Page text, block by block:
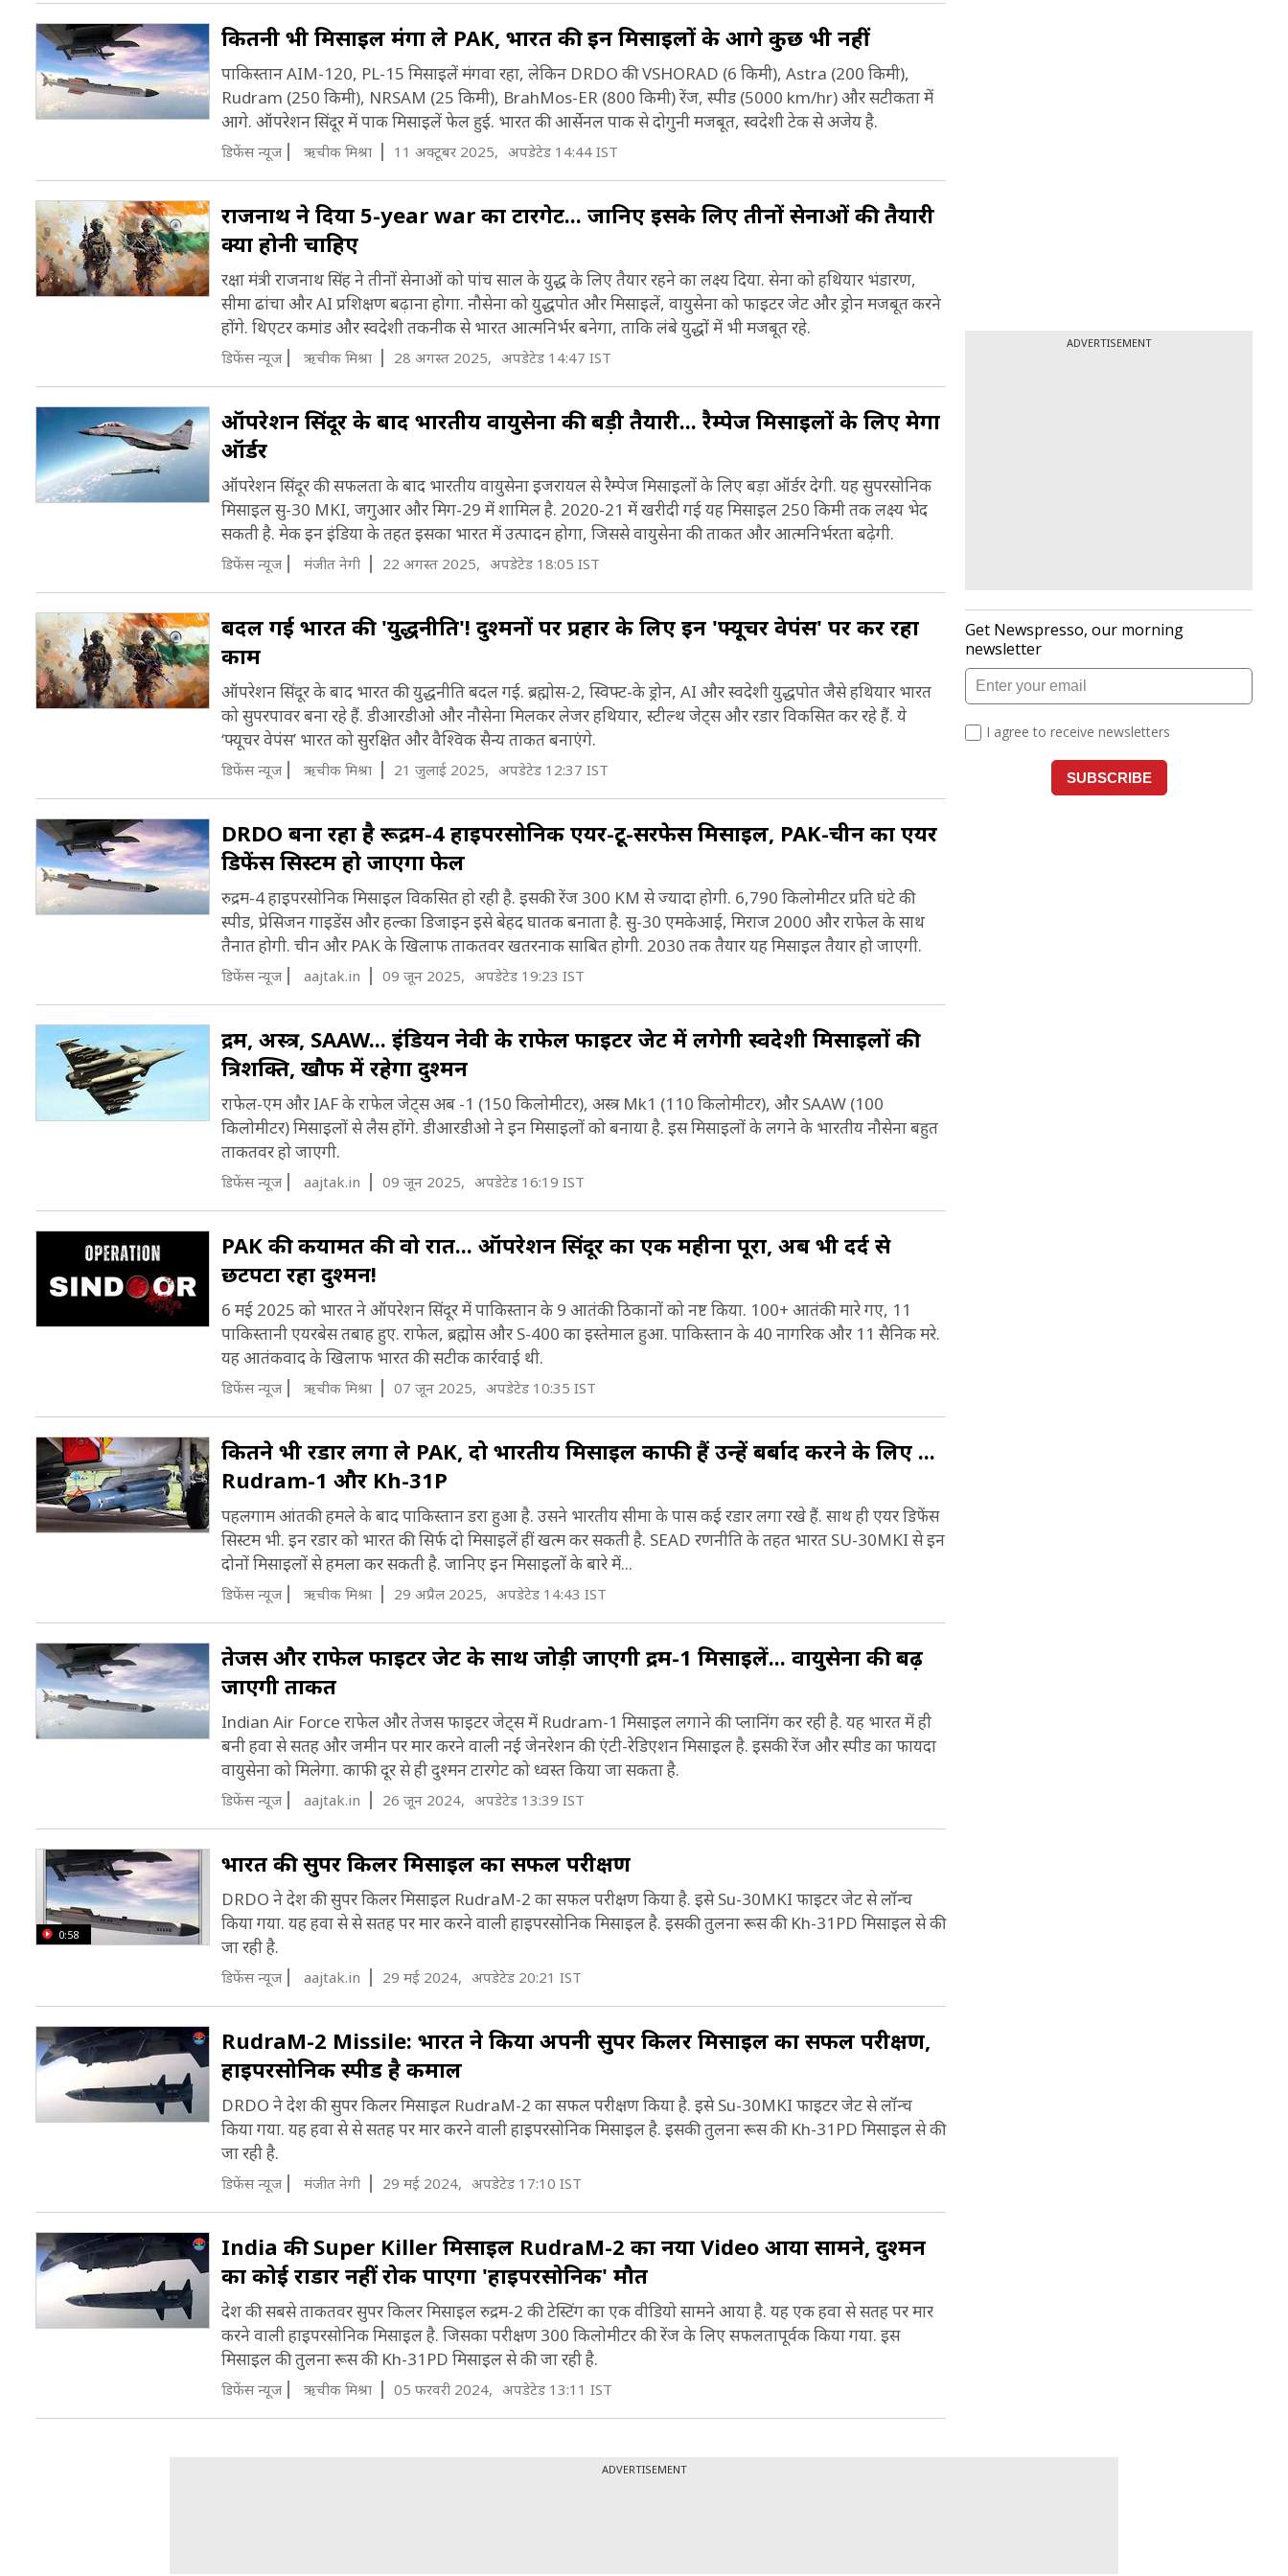
के तहत अदानी डिफेंस और एयरोस्पेस को भी शामिल किया.
हाइपरसोनिक वेरिएंट रुद्रम-2 का निर्माण भी अदानी डिफेंस और
एयरोस्पेस अपनी हैदराबाद फेसिलिटी में करेंगे.
कितनी भी मिसाइल मंगा ले PAK, भारत की इन मिसाइलों के आगे कुछ भी नहीं
पाकिस्तान AIM-120, PL-15 मिसाइलें मंगवा रहा, लेकिन DRDO की VSHORAD (6 किमी), Astra (200 किमी),
Rudram (250 किमी), NRSAM (25 किमी), BrahMos-ER (800 किमी) रेंज, स्पीड (5000 km/hr) और सटीकता में
आगे. ऑपरेशन सिंदूर में पाक मिसाइलें फेल हुई. भारत की आर्सेनल पाक से दोगुनी मजबूत, स्वदेशी टेक से अजेय है.
डिफेंस न्यूज ऋचीक मिश्रा 11 अक्टूबर 2025, अपडेटेड 14:44 IST
राजनाथ ने दिया 5-year war का टारगेट... जानिए इसके लिए तीनों सेनाओं की तैयारी
क्या होनी चाहिए
रक्षा मंत्री राजनाथ सिंह ने तीनों सेनाओं को पांच साल के युद्ध के लिए तैयार रहने का लक्ष्य दिया. सेना को हथियार भंडारण,
सीमा ढांचा और AI प्रशिक्षण बढ़ाना होगा. नौसेना को युद्धपोत और मिसाइलें, वायुसेना को फाइटर जेट और ड्रोन मजबूत करने
होंगे. थिएटर कमांड और स्वदेशी तकनीक से भारत आत्मनिर्भर बनेगा, ताकि लंबे युद्धों में भी मजबूत रहे.
डिफेंस न्यूज ऋचीक मिश्रा 28 अगस्त 2025, अपडेटेड 14:47 IST
ऑपरेशन सिंदूर के बाद भारतीय वायुसेना की बड़ी तैयारी... रैम्पेज मिसाइलों के लिए मेगा
ऑर्डर
ऑपरेशन सिंदूर की सफलता के बाद भारतीय वायुसेना इजरायल से रैम्पेज मिसाइलों के लिए बड़ा ऑर्डर देगी. यह सुपरसोनिक
मिसाइल सु-30 MKI, जगुआर और मिग-29 में शामिल है. 2020-21 में खरीदी गई यह मिसाइल 250 किमी तक लक्ष्य भेद
सकती है. मेक इन इंडिया के तहत इसका भारत में उत्पादन होगा, जिससे वायुसेना की ताकत और आत्मनिर्भरता बढ़ेगी.
डिफेंस न्यूज मंजीत नेगी 22 अगस्त 2025, अपडेटेड 18:05 IST
बदल गई भारत की 'युद्धनीति'! दुश्मनों पर प्रहार के लिए इन 'फ्यूचर वेपंस' पर कर रहा
काम
ऑपरेशन सिंदूर के बाद भारत की युद्धनीति बदल गई. ब्रह्मोस-2, स्विफ्ट-के ड्रोन, AI और स्वदेशी युद्धपोत जैसे हथियार भारत
को सुपरपावर बना रहे हैं. डीआरडीओ और नौसेना मिलकर लेजर हथियार, स्टील्थ जेट्स और रडार विकसित कर रहे हैं. ये
‘फ्यूचर वेपंस’ भारत को सुरक्षित और वैश्विक सैन्य ताकत बनाएंगे.
डिफेंस न्यूज ऋचीक मिश्रा 21 जुलाई 2025, अपडेटेड 12:37 IST
DRDO बना रहा है रूद्रम-4 हाइपरसोनिक एयर-टू-सरफेस मिसाइल, PAK-चीन का एयर
डिफेंस सिस्टम हो जाएगा फेल
रुद्रम-4 हाइपरसोनिक मिसाइल विकसित हो रही है. इसकी रेंज 300 KM से ज्यादा होगी. 6,790 किलोमीटर प्रति घंटे की
स्पीड, प्रेसिजन गाइडेंस और हल्का डिजाइन इसे बेहद घातक बनाता है. सु-30 एमकेआई, मिराज 2000 और राफेल के साथ
तैनात होगी. चीन और PAK के खिलाफ ताकतवर खतरनाक साबित होगी. 2030 तक तैयार यह मिसाइल तैयार हो जाएगी.
डिफेंस न्यूज aajtak.in 09 जून 2025, अपडेटेड 19:23 IST
रुद्रम, अस्त्र, SAAW... इंडियन नेवी के राफेल फाइटर जेट में लगेगी स्वदेशी मिसाइलों की
त्रिशक्ति, खौफ में रहेगा दुश्मन
राफेल-एम और IAF के राफेल जेट्स अब -1 (150 किलोमीटर), अस्त्र Mk1 (110 किलोमीटर), और SAAW (100
किलोमीटर) मिसाइलों से लैस होंगे. डीआरडीओ ने इन मिसाइलों को बनाया है. इस मिसाइलों के लगने के भारतीय नौसेना बहुत
ताकतवर हो जाएगी.
डिफेंस न्यूज aajtak.in 09 जून 2025, अपडेटेड 16:19 IST
PAK की कयामत की वो रात... ऑपरेशन सिंदूर का एक महीना पूरा, अब भी दर्द से
छटपटा रहा दुश्मन!
6 मई 2025 को भारत ने ऑपरेशन सिंदूर में पाकिस्तान के 9 आतंकी ठिकानों को नष्ट किया. 100+ आतंकी मारे गए, 11
पाकिस्तानी एयरबेस तबाह हुए. राफेल, ब्रह्मोस और S-400 का इस्तेमाल हुआ. पाकिस्तान के 40 नागरिक और 11 सैनिक मरे.
यह आतंकवाद के खिलाफ भारत की सटीक कार्रवाई थी.
डिफेंस न्यूज ऋचीक मिश्रा 07 जून 2025, अपडेटेड 10:35 IST
कितने भी रडार लगा ले PAK, दो भारतीय मिसाइल काफी हैं उन्हें बर्बाद करने के लिए ...
Rudram-1 और Kh-31P
पहलगाम आंतकी हमले के बाद पाकिस्तान डरा हुआ है. उसने भारतीय सीमा के पास कई रडार लगा रखे हैं. साथ ही एयर डिफेंस
सिस्टम भी. इन रडार को भारत की सिर्फ दो मिसाइलें हीं खत्म कर सकती है. SEAD रणनीति के तहत भारत SU-30MKI से इन
दोनों मिसाइलों से हमला कर सकती है. जानिए इन मिसाइलों के बारे में...
डिफेंस न्यूज ऋचीक मिश्रा 29 अप्रैल 2025, अपडेटेड 14:43 IST
तेजस और राफेल फाइटर जेट के साथ जोड़ी जाएगी रुद्रम-1 मिसाइलें... वायुसेना की बढ़
जाएगी ताकत
Indian Air Force राफेल और तेजस फाइटर जेट्स में Rudram-1 मिसाइल लगाने की प्लानिंग कर रही है. यह भारत में ही
बनी हवा से सतह और जमीन पर मार करने वाली नई जेनरेशन की एंटी-रेडिएशन मिसाइल है. इसकी रेंज और स्पीड का फायदा
वायुसेना को मिलेगा. काफी दूर से ही दुश्मन टारगेट को ध्वस्त किया जा सकता है.
डिफेंस न्यूज aajtak.in 26 जून 2024, अपडेटेड 13:39 IST
0:58
भारत की सुपर किलर मिसाइल का सफल परीक्षण
DRDO ने देश की सुपर किलर मिसाइल RudraM-2 का सफल परीक्षण किया है. इसे Su-30MKI फाइटर जेट से लॉन्च
किया गया. यह हवा से से सतह पर मार करने वाली हाइपरसोनिक मिसाइल है. इसकी तुलना रूस की Kh-31PD मिसाइल से की
जा रही है.
डिफेंस न्यूज aajtak.in 29 मई 2024, अपडेटेड 20:21 IST
RudraM-2 Missile: भारत ने किया अपनी सुपर किलर मिसाइल का सफल परीक्षण,
हाइपरसोनिक स्पीड है कमाल
DRDO ने देश की सुपर किलर मिसाइल RudraM-2 का सफल परीक्षण किया है. इसे Su-30MKI फाइटर जेट से लॉन्च
किया गया. यह हवा से से सतह पर मार करने वाली हाइपरसोनिक मिसाइल है. इसकी तुलना रूस की Kh-31PD मिसाइल से की
जा रही है.
डिफेंस न्यूज मंजीत नेगी 29 मई 2024, अपडेटेड 17:10 IST
India की Super Killer मिसाइल RudraM-2 का नया Video आया सामने, दुश्मन
का कोई राडार नहीं रोक पाएगा 'हाइपरसोनिक' मौत
देश की सबसे ताकतवर सुपर किलर मिसाइल रुद्रम-2 की टेस्टिंग का एक वीडियो सामने आया है. यह एक हवा से सतह पर मार
करने वाली हाइपरसोनिक मिसाइल है. जिसका परीक्षण 300 किलोमीटर की रेंज के लिए सफलतापूर्वक किया गया. इस
मिसाइल की तुलना रूस की Kh-31PD मिसाइल से की जा रही है.
डिफेंस न्यूज ऋचीक मिश्रा 05 फरवरी 2024, अपडेटेड 13:11 IST
ADVERTISEMENT
ADVERTISEMENT